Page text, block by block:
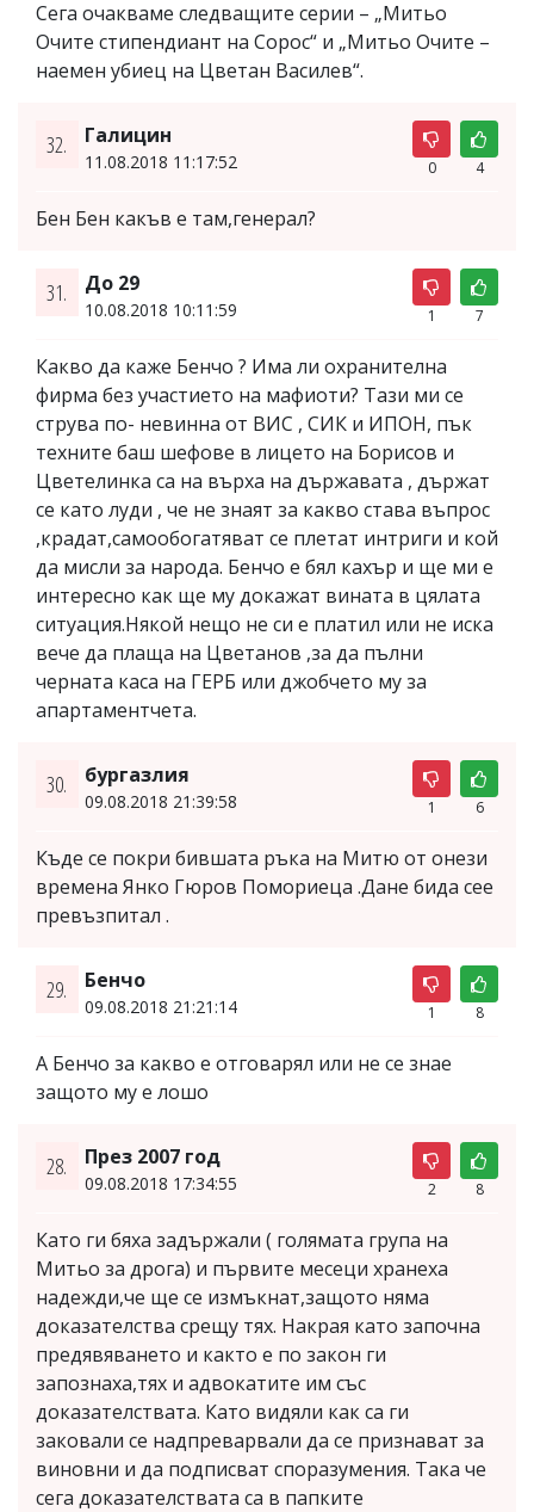
Сега очакваме следващите серии – „Митьо
Очите стипендиант на Сорос“ и „Митьо Очите –
наемен убиец на Цветан Василев“.
32. Галицин
11.08.2018 11:17:52 0 4
Бен Бен какъв е там,генерал?
31. До 29
10.08.2018 10:11:59 1 7
Какво да каже Бенчо ? Има ли охранителна
фирма без участието на мафиоти? Тази ми се
струва по- невинна от ВИС , СИК и ИПОН, пък
техните баш шефове в лицето на Борисов и
Цветелинка са на върха на държавата , държат
се като луди , че не знаят за какво става въпрос
,крадат,самообогатяват се плетат интриги и кой
да мисли за народа. Бенчо е бял кахър и ще ми е
интересно как ще му докажат вината в цялата
ситуация.Някой нещо не си е платил или не иска
вече да плаща на Цветанов ,за да пълни
черната каса на ГЕРБ или джобчето му за
апартаментчета.
30. бургазлия
09.08.2018 21:39:58 1 6
Къде се покри бившата ръка на Митю от онези
времена Янко Гюров Помориеца .Дане бида сее
превъзпитал .
29. Бенчо
09.08.2018 21:21:14 1 8
А Бенчо за какво е отговарял или не се знае
защото му е лошо
28. През 2007 год
09.08.2018 17:34:55 2 8
Като ги бяха задържали ( голямата група на
Митьо за дрога) и първите месеци хранеха
надежди,че ще се измъкнат,защото няма
доказателства срещу тях. Накрая като започна
предявяването и както е по закон ги
запознаха,тях и адвокатите им със
доказателствата. Като видяли как са ги
заковали се надпреварвали да се признават за
виновни и да подписват споразумения. Така че
сега доказателствата са в папките